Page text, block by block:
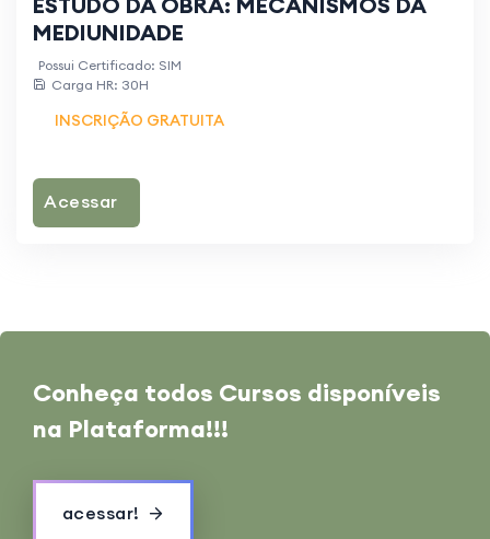
MEDIUNIDADE
Possui Certificado: SIM
Carga HR: 30H
INSCRIÇÃO GRATUITA
Acessar
Conheça todos Cursos disponíveis
na Plataforma!!!
acessar!